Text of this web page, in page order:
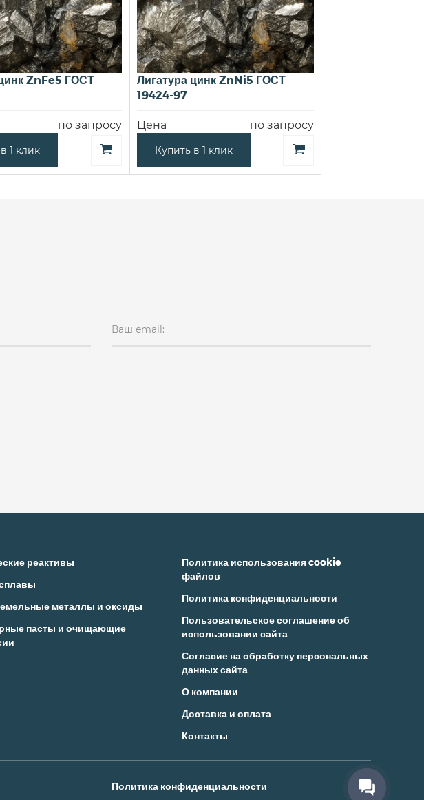
ZnFe5 ГОСТ
по запросу
1 клик
Лигатура цинк ZnNi5 ГОСТ
19424-97
Цена по запросу
Купить в 1 клик
Ваш email:
реактивы
металлы и оксиды
пасты и очищающие
Политика использования cookie
файлов
Политика конфиденциальности
Пользовательское соглашение об
использовании сайта
Согласие на обработку персональных
данных сайта
О компании
Доставка и оплата
Контакты
Политика конфиденциальности